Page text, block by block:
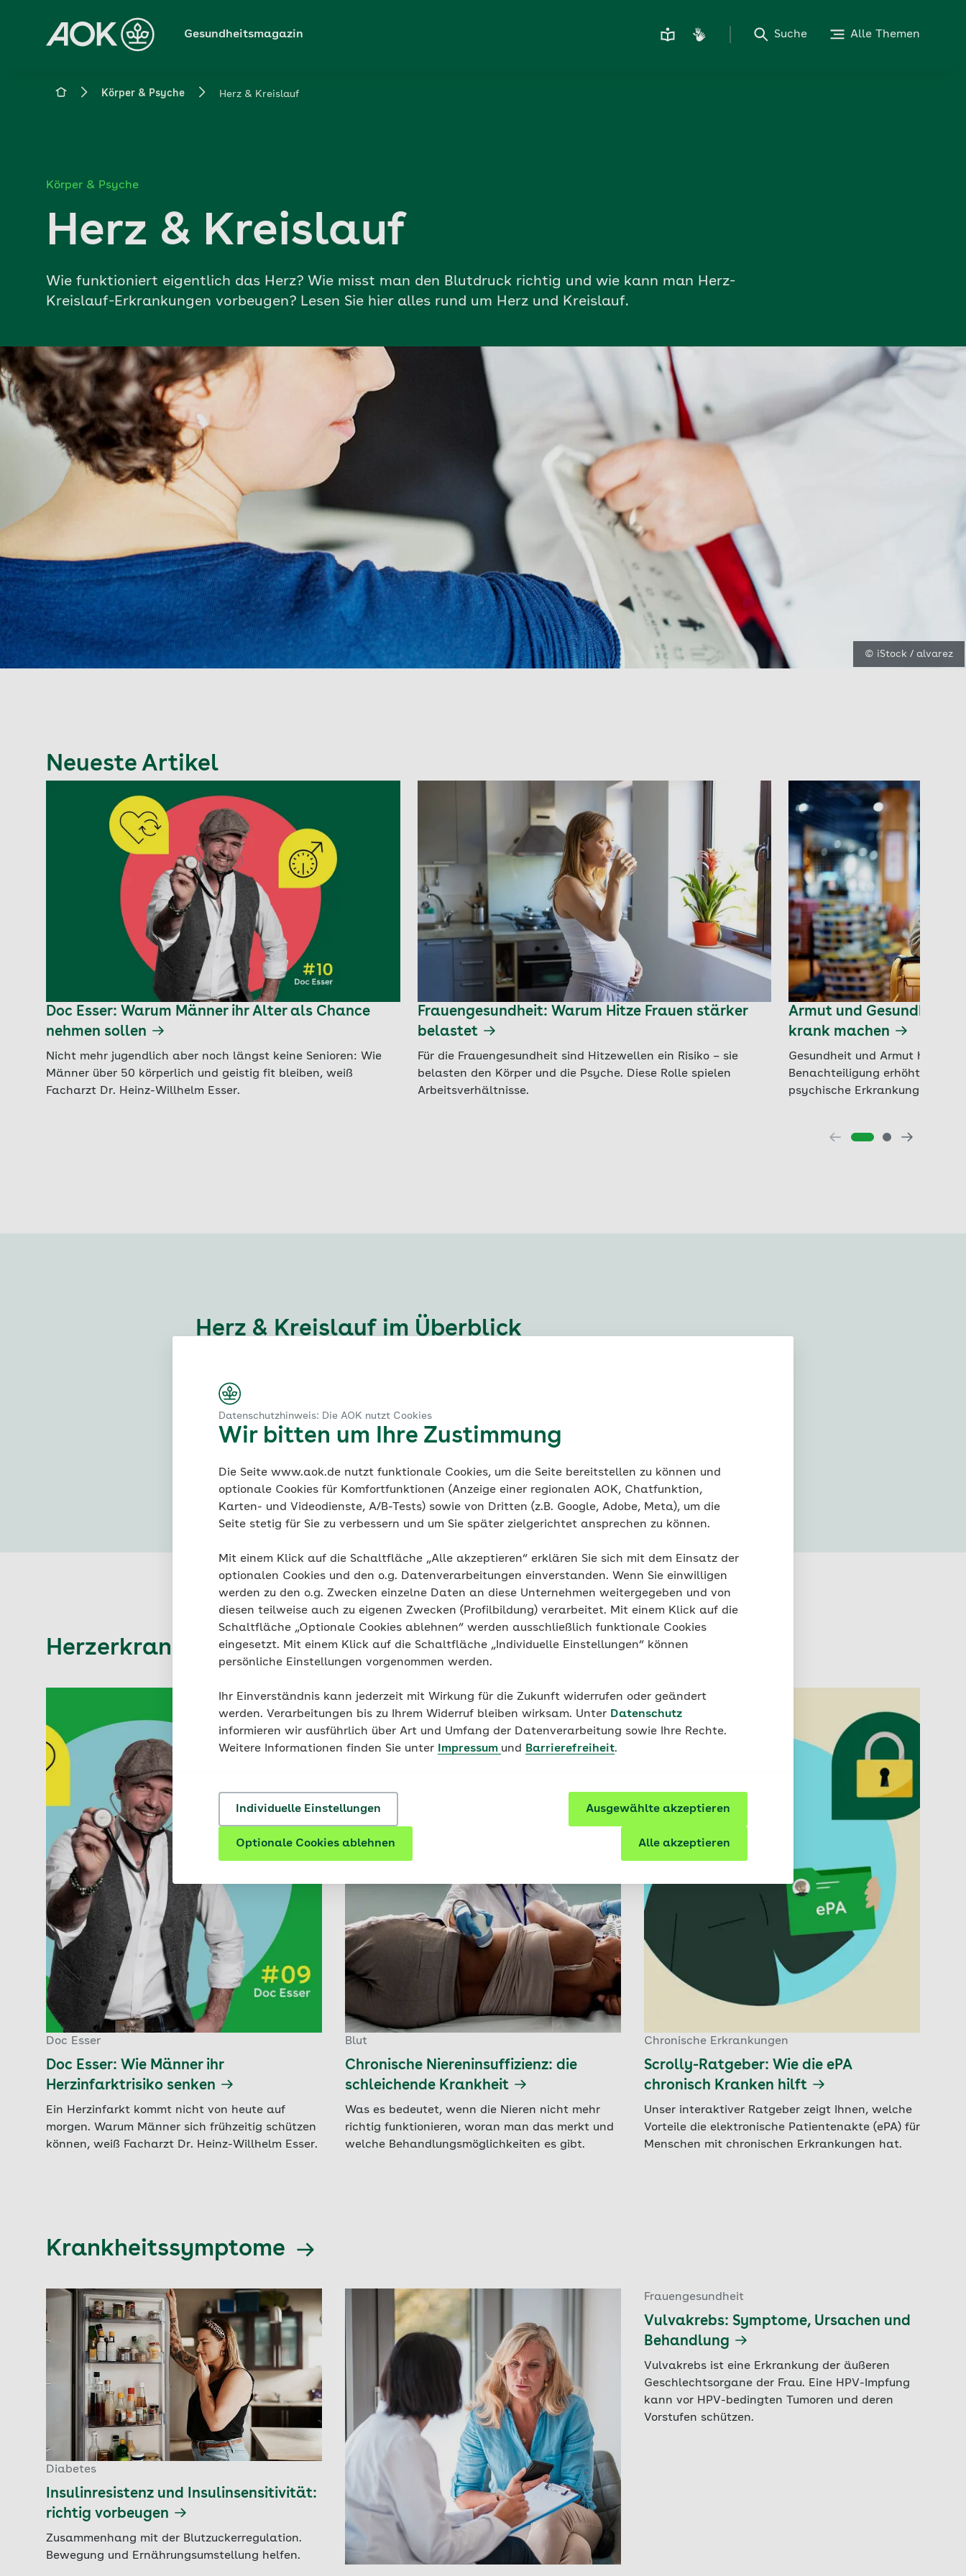
Datenschutzhinweis: Die AOK nutzt Cookies
Wir bitten um Ihre Zustimmung
Die Seite www.aok.de nutzt funktionale Cookies, um die Seite bereitstellen zu können und
optionale Cookies für Komfortfunktionen (Anzeige einer regionalen AOK, Chatfunktion,
Karten- und Videodienste, A/B-Tests) sowie von Dritten (z.B. Google, Adobe, Meta), um die
Seite stetig für Sie zu verbessern und um Sie später zielgerichtet ansprechen zu können.
Mit einem Klick auf die Schaltfläche „Alle akzeptieren“ erklären Sie sich mit dem Einsatz der
optionalen Cookies und den o.g. Datenverarbeitungen einverstanden. Wenn Sie einwilligen
werden zu den o.g. Zwecken einzelne Daten an diese Unternehmen weitergegeben und von
diesen teilweise auch zu eigenen Zwecken (Profilbildung) verarbeitet. Mit einem Klick auf die
Schaltfläche „Optionale Cookies ablehnen“ werden ausschließlich funktionale Cookies
eingesetzt. Mit einem Klick auf die Schaltfläche „Individuelle Einstellungen“ können
persönliche Einstellungen vorgenommen werden.
Ihr Einverständnis kann jederzeit mit Wirkung für die Zukunft widerrufen oder geändert
werden. Verarbeitungen bis zu Ihrem Widerruf bleiben wirksam. Unter Datenschutz
informieren wir ausführlich über Art und Umfang der Datenverarbeitung sowie Ihre Rechte.
Weitere Informationen finden Sie unter
Impressum und Barrierefreiheit.
Individuelle Einstellungen Ausgewählte akzeptieren
Optionale Cookies ablehnen Alle akzeptieren
Hauptinhalt
springen
Gesundheitsmagazin Suche Alle Themen
Magazin Körper & Psyche Herz & Kreislauf
Körper & Psyche
Herz & Kreislauf
Wie funktioniert eigentlich das Herz? Wie misst man den Blutdruck richtig und wie kann man Herz-
Kreislauf-Erkrankungen vorbeugen? Lesen Sie hier alles rund um Herz und Kreislauf.
© iStock / alvarez
Neueste Artikel
Doc Esser: Warum Männer ihr Alter als Chance
nehmen sollen
Nicht mehr jugendlich aber noch längst keine Senioren: Wie
Männer über 50 körperlich und geistig fit bleiben, weiß
Facharzt Dr. Heinz-Willhelm Esser.
Frauengesundheit: Warum Hitze Frauen stärker
belastet
Für die Frauengesundheit sind Hitzewellen ein Risiko – sie
belasten den Körper und die Psyche. Diese Rolle spielen
Arbeitsverhältnisse.
Armut und Gesundheit:
krank machen
Gesundheit und Armut hängen
Benachteiligung erhöht das
psychische Erkrankungen.
Herz & Kreislauf im Überblick
#Herzerkrankungen
#Blut #Durchblutungsstörungen
Herzerkrankungen
Doc Esser
Doc Esser: Wie Männer ihr
Herzinfarktrisiko senken
Ein Herzinfarkt kommt nicht von heute auf
morgen. Warum Männer sich frühzeitig schützen
können, weiß Facharzt Dr. Heinz-Willhelm Esser.
Blut
Chronische Niereninsuffizienz: die
schleichende Krankheit
Was es bedeutet, wenn die Nieren nicht mehr
richtig funktionieren, woran man das merkt und
welche Behandlungsmöglichkeiten es gibt.
Chronische Erkrankungen
Scrolly-Ratgeber: Wie die ePA
chronisch Kranken hilft
Unser interaktiver Ratgeber zeigt Ihnen, welche
Vorteile die elektronische Patientenakte (ePA) für
Menschen mit chronischen Erkrankungen hat.
Krankheitssymptome
Diabetes
Insulinresistenz und Insulinsensitivität:
richtig vorbeugen
Zusammenhang mit der Blutzuckerregulation.
Bewegung und Ernährungsumstellung helfen.
Frauengesundheit
Vulvakrebs: Symptome, Ursachen und
Behandlung
Vulvakrebs ist eine Erkrankung der äußeren
Geschlechtsorgane der Frau. Eine HPV-Impfung
kann vor HPV-bedingten Tumoren und deren
Vorstufen schützen.